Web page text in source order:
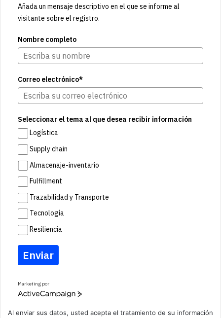
Añada un mensaje descriptivo en el que se informe al
visitante sobre el registro.
Nombre completo
Correo electrónico*
Seleccionar el tema al que desea recibir información
Logística
Supply chain
Almacenaje-inventario
Fulfillment
Trazabilidad y Transporte
Tecnología
Resiliencia
Enviar
Marketing por
A
Al enviar sus datos, usted acepta el tratamiento de su información